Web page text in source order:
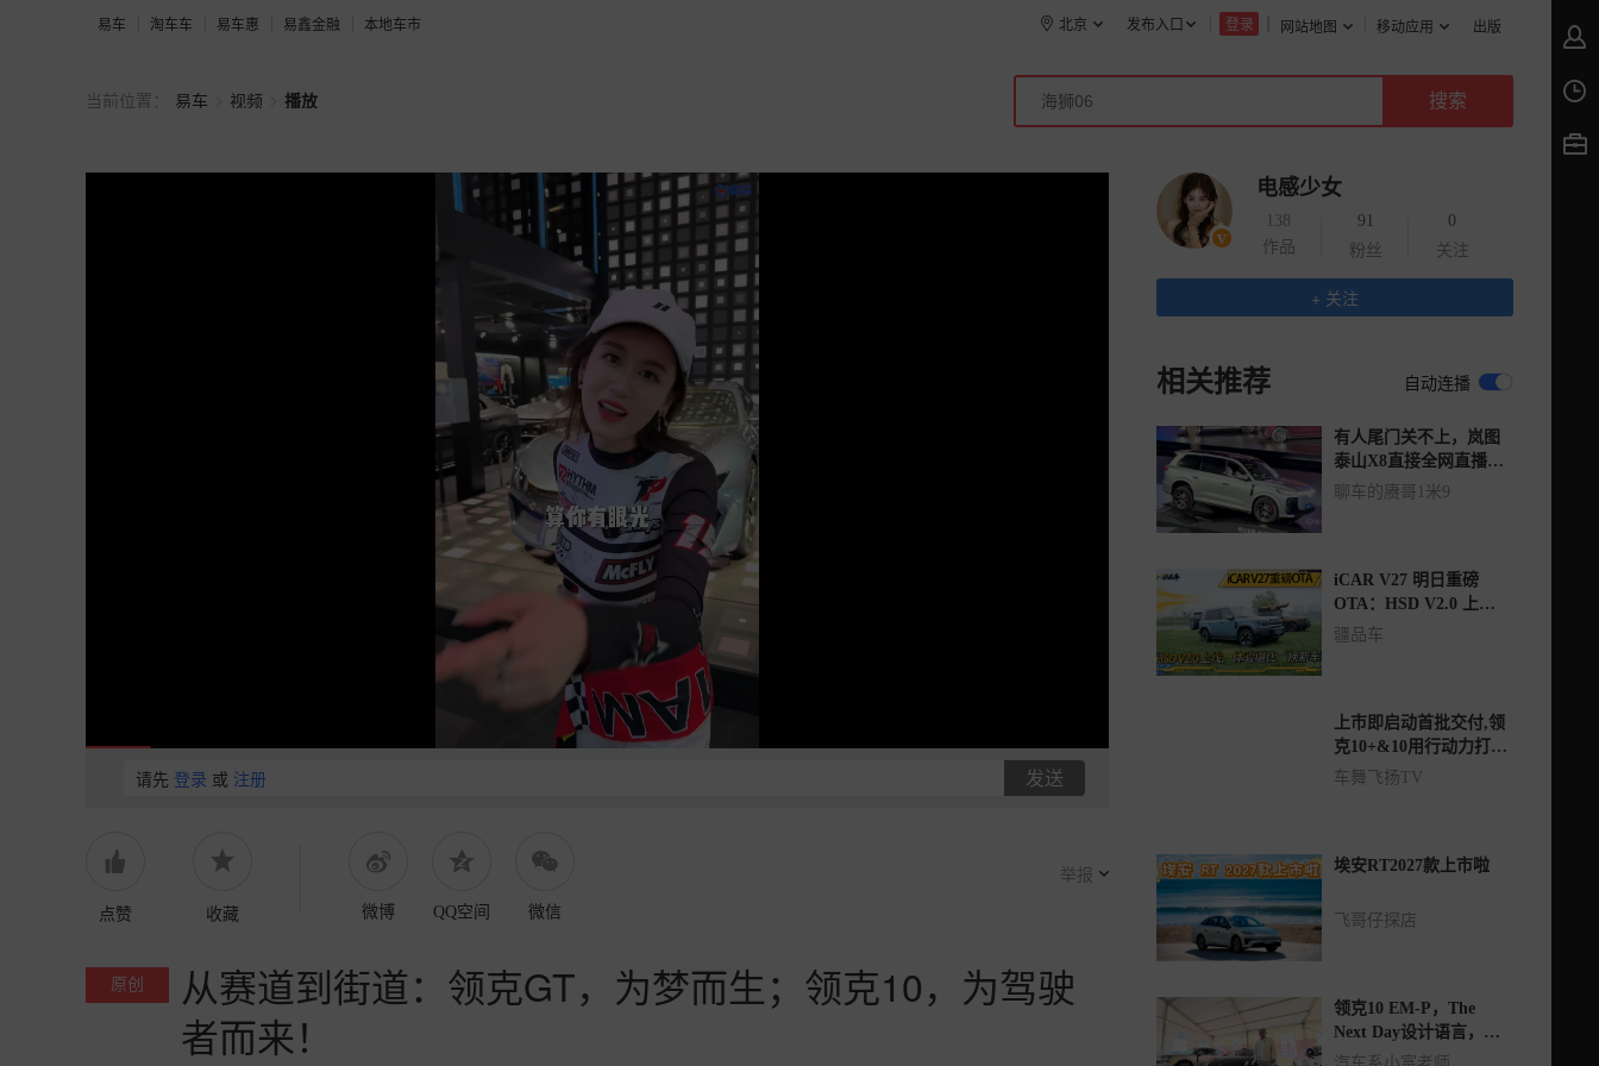
易车 淘车车 易车惠 易鑫金融 本地车市 网站地图 移动应用 出版
登录
发布入口
北京
当前位置： 易车 视频 播放
请先 登录 或 注册 发送
点赞 收藏 微博 QQ空间 微信
举报
原创
从赛道到街道：领克GT，为梦而生；领克10，为驾驶
者而来！
电感少女
138
作品
91
粉丝
0
关注
+ 关注
相关推荐 自动连播
有人尾门关不上，岚图
泰山X8直接全网直播展
示上交叉轴！
聊车的赓哥1米9
iCAR V27 明日重磅
OTA：HSD V2.0 上
线，体验堪比“换新车”
疆品车
上市即启动首批交付,领
克10+&10用行动力打破
用户等待焦虑！
车舞飞扬TV
埃安RT2027款上市啦
飞哥仔探店
领克10 EM-P，The
Next Day设计语言，整
体设计和用料表现如